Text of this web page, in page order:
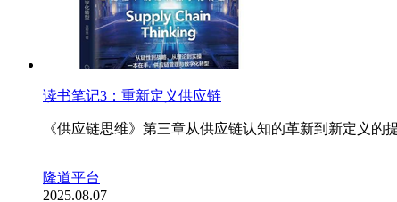
读书笔记3：重新定义供应链
《供应链思维》第三章从供应链认知的革新到新定义的
隆道平台
2025.08.07